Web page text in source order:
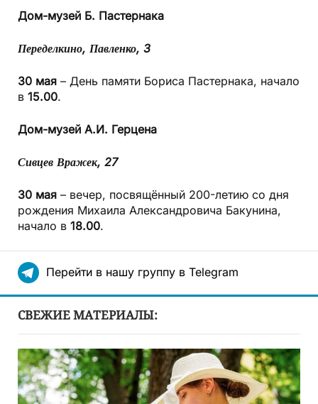
Дом-музей Б. Пастернака
Переделкино, Павленко, 3
30 мая – День памяти Бориса Пастернака, начало
в 15.00.
Дом-музей А.И. Герцена
Сивцев Вражек, 27
30 мая – вечер, посвящённый 200-летию со дня
рождения Михаила Александровича Бакунина,
начало в 18.00.
Перейти в нашу группу в Telegram
СВЕЖИЕ МАТЕРИАЛЫ: